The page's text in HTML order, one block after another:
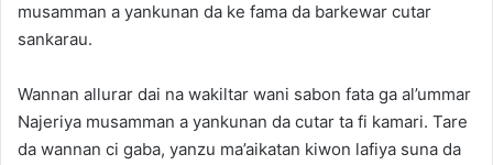
musamman a yankunan da ke fama da barkewar cutar
sankarau.
Wannan allurar dai na wakiltar wani sabon fata ga al’ummar
Najeriya musamman a yankunan da cutar ta fi kamari. Tare
da wannan ci gaba, yanzu ma’aikatan kiwon lafiya suna da